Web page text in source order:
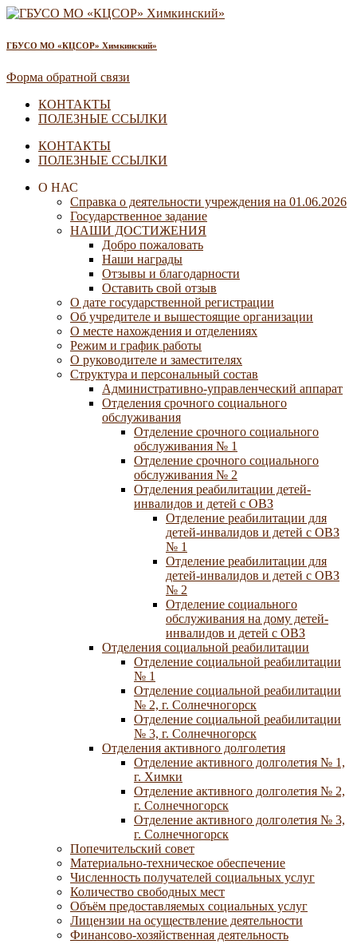
ГБУСО МО «КЦСОР» Химкинский»
Форма обратной связи
КОНТАКТЫ
ПОЛЕЗНЫЕ ССЫЛКИ
КОНТАКТЫ
ПОЛЕЗНЫЕ ССЫЛКИ
О НАС
Справка о деятельности учреждения на 01.06.2026
Государственное задание
НАШИ ДОСТИЖЕНИЯ
Добро пожаловать
Наши награды
Отзывы и благодарности
Оставить свой отзыв
О дате государственной регистрации
Об учредителе и вышестоящие организации
О месте нахождения и отделениях
Режим и график работы
О руководителе и заместителях
Структура и персональный состав
Административно-управленческий аппарат
Отделения срочного социального
обслуживания
Отделение срочного социального
обслуживания № 1
Отделение срочного социального
обслуживания № 2
Отделения реабилитации детей-
инвалидов и детей с ОВЗ
Отделение реабилитации для
детей-инвалидов и детей с ОВЗ
№ 1
Отделение реабилитации для
детей-инвалидов и детей с ОВЗ
№ 2
Отделение социального
обслуживания на дому детей-
инвалидов и детей с ОВЗ
Отделения социальной реабилитации
Отделение социальной реабилитации
№ 1
Отделение социальной реабилитации
№ 2, г. Солнечногорск
Отделение социальной реабилитации
№ 3, г. Солнечногорск
Отделения активного долголетия
Отделение активного долголетия № 1,
г. Химки
Отделение активного долголетия № 2,
г. Солнечногорск
Отделение активного долголетия № 3,
г. Солнечногорск
Попечительский совет
Материально-техническое обеспечение
Численность получателей социальных услуг
Количество свободных мест
Объём предоставляемых социальных услуг
Лицензии на осуществление деятельности
Финансово-хозяйственная деятельность